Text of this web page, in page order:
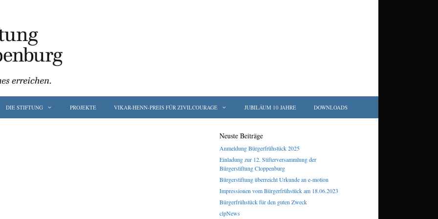
DIE STIFTUNG PROJEKTE VIKAR-HENN-PREIS FÜR ZIVILCOURAGE JUBILÄUM 10 JAHRE DOWNLOADS
Neuste Beiträge
Anmeldung Bürgerfrühstück 2025
Einladung zur 12. Stifterversammlung der
Bürgerstiftung Cloppenburg
Bürgerstiftung überreicht Urkunde an e-motion
Impressionen vom Bürgerfrühstück am 18.06.2023
Bürgerfrühstück für den guten Zweck
clpNews